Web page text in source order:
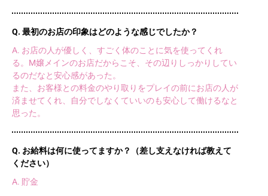
Q. 最初のお店の印象はどのような感じでしたか？
A. お店の人が優しく、すごく体のことに気を使ってくれ
る。M嬢メインのお店だからこそ、その辺りしっかりしてい
るのだなと安心感があった。
また、お客様との料金のやり取りをプレイの前にお店の人が
済ませてくれ、自分でしなくていいのも安心して働けるなと
思った。
Q. お給料は何に使ってますか？（差し支えなければ教えて
ください）
A. 貯金